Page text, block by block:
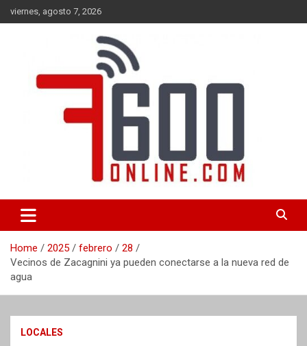
Skip
to
viernes, agosto 7, 2026
7600 online
nacional e internacional, deportiva y cultural.
Home 2025 febrero
28
Vecinos de Zacagnini ya pueden conectarse a la nueva red de
agua
LOCALES